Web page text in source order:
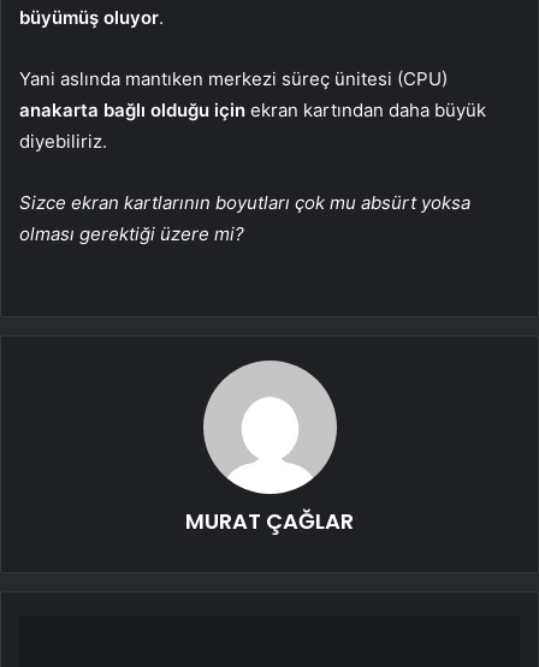
büyümüş oluyor.
Yani aslında mantıken merkezi süreç ünitesi (CPU)
anakarta bağlı olduğu için ekran kartından daha büyük
diyebiliriz.
Sizce ekran kartlarının boyutları çok mu absürt yoksa
olması gerektiği üzere mi?
MURAT ÇAĞLAR